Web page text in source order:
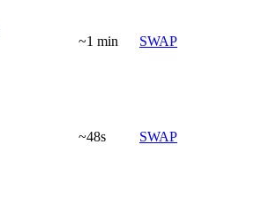
~1 min SWAP
~48s SWAP